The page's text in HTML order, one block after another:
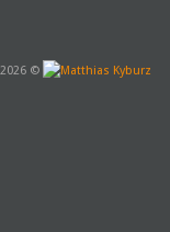
2026 ©